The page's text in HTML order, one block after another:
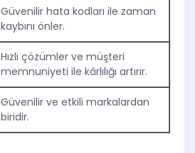
Güvenilir hata kodları ile zaman
kaybını önler.
Hızlı çözümler ve müşteri
memnuniyeti ile kârlılığı artırır.
Güvenilir ve etkili markalardan
biridir.